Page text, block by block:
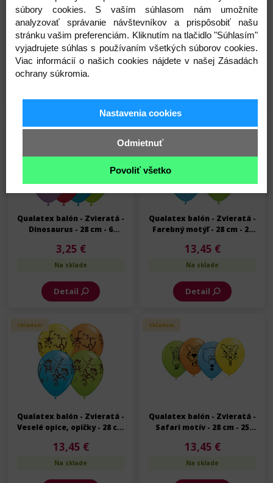
Qualatex balón - Zvieratá -
Kravička - 28 cm - 50 ks/bal
26,90 €
Qualatex balón - Zvieratá -
Dinosaurus - 28 cm - 25
ks/bal
13,45 €
Na sklade
Skladom
Qualatex balón - Zvieratá -
Dinosaurus - 28 cm - 6
3,25 €
Na sklade
Detail
Skladom
Qualatex balón - Zvieratá -
Farebný motýľ - 28 cm - 25
13,45 €
Na sklade
Detail
Skladom
Qualatex balón - Zvieratá -
Veselé opice, opičky - 28 cm
13,45 €
Na sklade
Skladom
Qualatex balón - Zvieratá -
Safari motív - 28 cm - 25
13,45 €
Na sklade
súbory cookies. S vaším súhlasom nám umožníte
analyzovať správanie návštevníkov a prispôsobiť našu
stránku vašim preferenciám. Kliknutím na tlačidlo "Súhlasím"
vyjadrujete súhlas s používaním všetkých súborov cookies.
Viac informácií o našich cookies nájdete v našej Zásadách
ochrany súkromia.
Nastavenia cookies
Odmietnuť
Povoliť všetko